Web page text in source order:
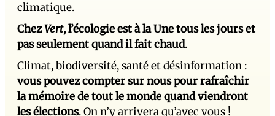
climatique.
ChezVert, l’écologie est à la Une tous les jours et
pas seulement quand il fait chaud.
Climat, biodiversité, santé et désinformation :
vous pouvez compter sur nous pour rafraîchir
la mémoire de tout le monde quand viendront
les élections. On n’y arrivera qu’avec vous !